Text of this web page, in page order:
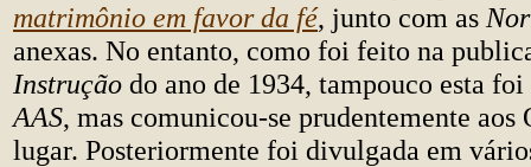
matrimônio em favor da fé, junto com as
anexas. No entanto, como foi feito na
Instrução do ano de 1934, tampouco esta
AAS, mas comunicou-se prudentemente aos
lugar. Posteriormente foi divulgada em